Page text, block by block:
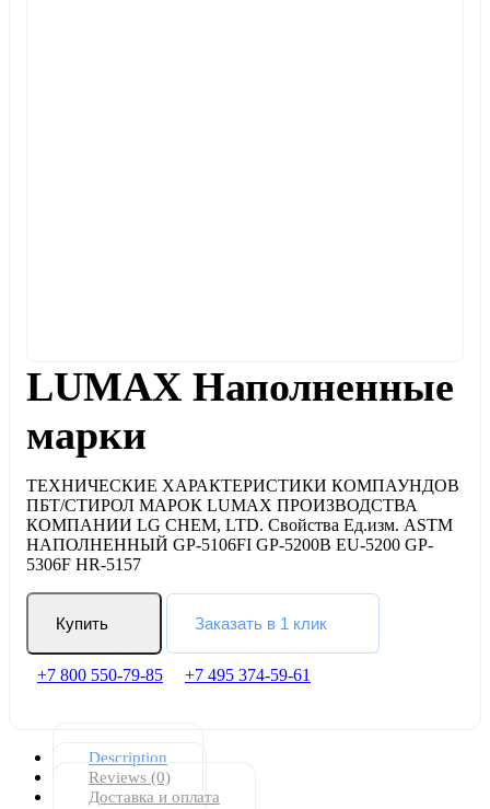
LUMAX Наполненные
марки
ТЕХНИЧЕСКИЕ ХАРАКТЕРИСТИКИ КОМПАУНДОВ
ПБТ/СТИРОЛ МАРОК LUMAX ПРОИЗВОДСТВА
КОМПАНИИ LG CHEM, LTD. Свойства Ед.изм. ASTM
НАПОЛНЕННЫЙ GP-5106FI GP-5200B EU-5200 GP-
5306F HR-5157
Купить Заказать в 1 клик
+7 800 550-79-85 +7 495 374-59-61
Description
Reviews (0)
Доставка и оплата